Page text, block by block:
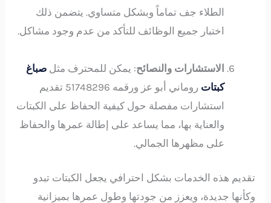
الطلاء جف تماماً وبشكل متساوي. يتضمن ذلك
اختبار جميع الوظائف للتأكد من عدم وجود مشاكل.
الاستشارات والنصائح: يمكن للمحترف مثلصباغ
كبتات
روماني أبو عز ورقمه 51748296 تقديم
استشارات مفصلة حول كيفية الحفاظ على الكبتات
والعناية بها، مما يساعد على إطالة عمرها والحفاظ
على مظهرها الجمالي.
تقديم هذه الخدمات بشكل احترافي يجعل الكبتات تبدو
وكأنها جديدة، ويعزز من جودتها وطول عمرها بميزانية